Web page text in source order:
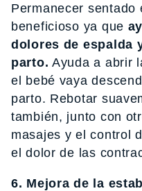
Permanecer sentado
beneficioso ya que
dolores de espalda
parto. Ayuda a abrir
el bebé vaya
parto. Rebotar
también, junto con
masajes y el control
el dolor de las
6. Mejora de la